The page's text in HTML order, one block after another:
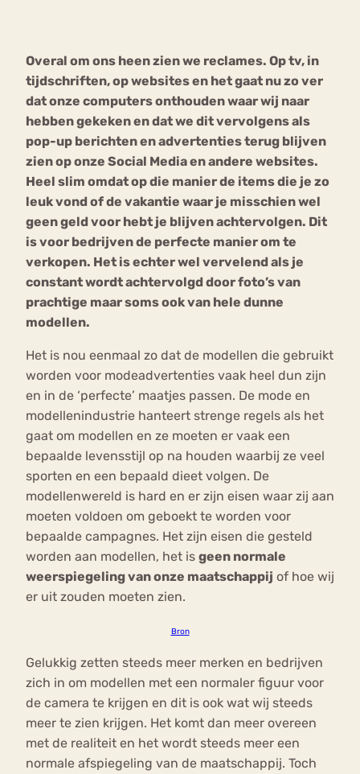
Overal om ons heen zien we reclames. Op tv, in
tijdschriften, op websites en het gaat nu zo ver
dat onze computers onthouden waar wij naar
hebben gekeken en dat we dit vervolgens als
pop-up berichten en advertenties terug blijven
zien op onze Social Media en andere websites.
Heel slim omdat op die manier de items die je zo
leuk vond of de vakantie waar je misschien wel
geen geld voor hebt je blijven achtervolgen. Dit
is voor bedrijven de perfecte manier om te
verkopen. Het is echter wel vervelend als je
constant wordt achtervolgd door foto’s van
prachtige maar soms ook van hele dunne
modellen.
Het is nou eenmaal zo dat de modellen die gebruikt
worden voor modeadvertenties vaak heel dun zijn
en in de ‘perfecte’ maatjes passen. De mode en
modellenindustrie hanteert strenge regels als het
gaat om modellen en ze moeten er vaak een
bepaalde levensstijl op na houden waarbij ze veel
sporten en een bepaald dieet volgen. De
modellenwereld is hard en er zijn eisen waar zij aan
moeten voldoen om geboekt te worden voor
bepaalde campagnes. Het zijn eisen die gesteld
worden aan modellen, het is geen normale
weerspiegeling van onze maatschappij of hoe wij
er uit zouden moeten zien.
Bron
Gelukkig zetten steeds meer merken en bedrijven
zich in om modellen met een normaler figuur voor
de camera te krijgen en dit is ook wat wij steeds
meer te zien krijgen. Het komt dan meer overeen
met de realiteit en het wordt steeds meer een
normale afspiegeling van de maatschappij. Toch
Chat
Forum
mia
Nerv
osa
Eetstoornis Anorexia Nervosa
Eetbuien Piekeren Sport
Trauma
Orthorexia
Afvallen Angst